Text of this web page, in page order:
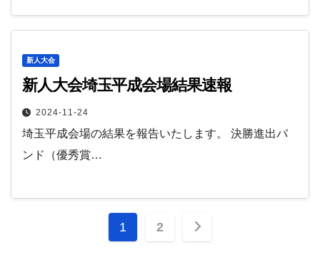
新人大会
新人大会埼玉平成会場結果速報
2024-11-24
埼玉平成会場の結果を報告いたします。 決勝進出バ
ンド（優秀賞…
投
1 2